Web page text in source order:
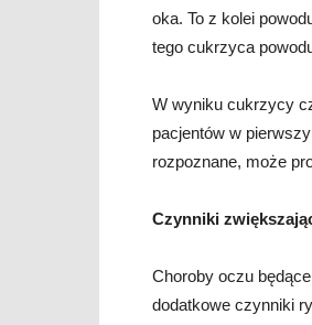
oka. To z kolei
tego cukrzyca
W wyniku cukrzycy
pacjentów w
rozpoznane, może
Czynniki
Choroby oczu
dodatkowe czynniki